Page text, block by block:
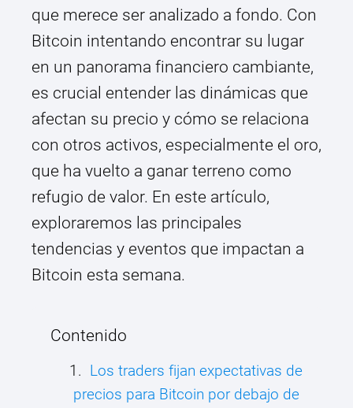
que merece ser analizado a fondo. Con
Bitcoin intentando encontrar su lugar
en un panorama financiero cambiante,
es crucial entender las dinámicas que
afectan su precio y cómo se relaciona
con otros activos, especialmente el oro,
que ha vuelto a ganar terreno como
refugio de valor. En este artículo,
exploraremos las principales
tendencias y eventos que impactan a
Bitcoin esta semana.
Contenido
Los traders fijan expectativas de
precios para Bitcoin por debajo de